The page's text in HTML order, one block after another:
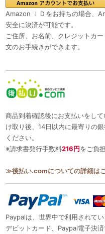
Amazon ＩＤをお持ちの場合、
安全に決済が可能です。
ご住所、お名前、クレジットカ
文のお手続きができます。
商品到着確認後にお支払いをし
け取り後、14日以内に最寄りの
ください。
※請求書発行手数料216円をご負
≫後払い.comについての詳細は
Paypalは、世界中で利用されて
デビットカード、Paypal電子決済